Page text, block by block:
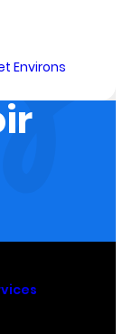
Environs